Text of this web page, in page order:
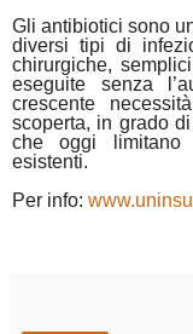
Gli antibiotici sono
diversi tipi di
chirurgiche,
eseguite senza
crescente
scoperta, in grado
che oggi limitano
esistenti.
Per info: